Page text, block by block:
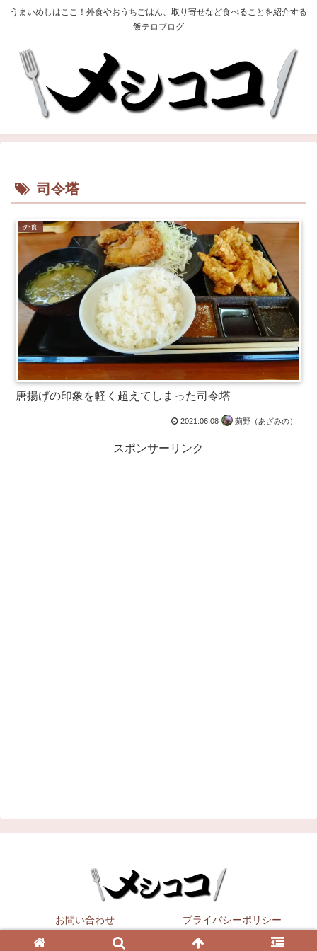
うまいめしはここ！外食やおうちごはん、取り寄せなど食べることを紹介する
飯テロブログ
司令塔
外食
唐揚げの印象を軽く超えてしまった司令塔
2021.06.08 薊野（あざみの）
スポンサーリンク
お問い合わせ プライバシーポリシー
Copyright © 2021 All Rights Reserved.